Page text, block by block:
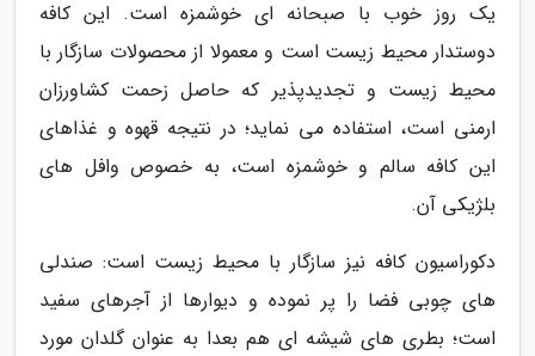
یک روز خوب با صبحانه ای خوشمزه است. این کافه
دوستدار محیط زیست است و معمولا از محصولات سازگار با
محیط زیست و تجدیدپذیر که حاصل زحمت کشاورزان
ارمنی است، استفاده می نماید؛ در نتیجه قهوه و غذاهای
این کافه سالم و خوشمزه است، به خصوص وافل های
بلژیکی آن.
دکوراسیون کافه نیز سازگار با محیط زیست است: صندلی
های چوبی فضا را پر نموده و دیوارها از آجرهای سفید
است؛ بطری های شیشه ای هم بعدا به عنوان گلدان مورد